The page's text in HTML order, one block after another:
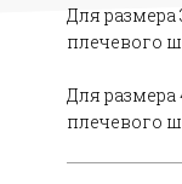
Для размера
плечевого
Для размера
плечевого